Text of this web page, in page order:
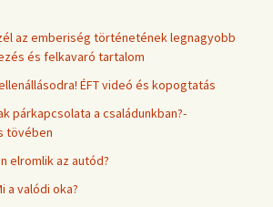
az emberiség történetének legnagyobb
és felkavaró tartalom
ÉFT videó és kopogtatás
párkapcsolata a családunkban?-
tövében
elromlik az autód?
a valódi oka?